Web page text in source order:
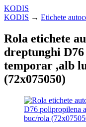
KODIS
KODIS → Etichete
Rola etichete
dreptunghi
temporar ,alb
(72x075050)